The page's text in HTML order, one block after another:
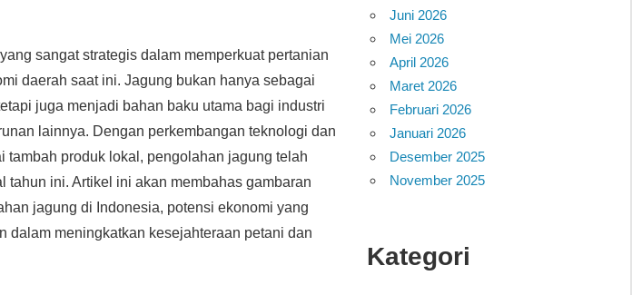
sangat strategis dalam memperkuat pertanian
daerah saat ini. Jagung bukan hanya sebagai
juga menjadi bahan baku utama bagi industri
lainnya. Dengan perkembangan teknologi dan
produk lokal, pengolahan jagung telah
ini. Artikel ini akan membahas gambaran
jagung di Indonesia, potensi ekonomi yang
dalam meningkatkan kesejahteraan petani dan
Juni 2026
Mei 2026
April 2026
Maret 2026
Februari 2026
Januari 2026
Desember 2025
November 2025
Kategori